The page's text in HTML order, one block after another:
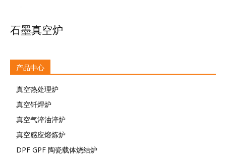
石墨真空炉
产品中心
真空热处理炉
真空钎焊炉
真空气淬油淬炉
真空感应熔炼炉
DPF GPF 陶瓷载体烧结炉